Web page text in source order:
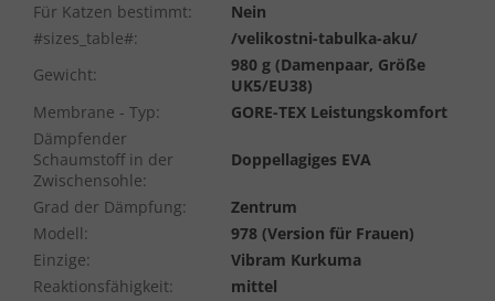
Für Katzen bestimmt:
Nein
#sizes_table#:
/velikostni-tabulka-aku/
Gewicht:
980 g (Damenpaar, Größe
UK5/EU38)
Membrane - Typ:
GORE-TEX Leistungskomfort
Dämpfender
Schaumstoff in der
Zwischensohle:
Doppellagiges EVA
Grad der Dämpfung:
Zentrum
Modell:
978 (Version für Frauen)
Einzige:
Vibram Kurkuma
Reaktionsfähigkeit:
mittel